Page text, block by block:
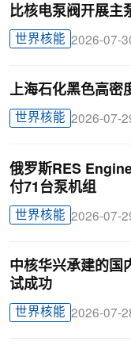
比核电泵阀开展主
世界核能 2026-07-
上海石化黑色高密
世界核能 2026-07-
俄罗斯RES
付71台泵机组
世界核能 2026-07-
中核华兴承建的国
试成功
世界核能 2026-07-